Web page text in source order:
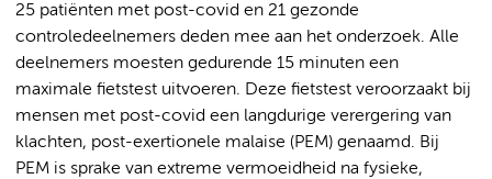
25 patiënten met post-covid en 21 gezonde
controledeelnemers deden mee aan het onderzoek. Alle
deelnemers moesten gedurende 15 minuten een
maximale fietstest uitvoeren. Deze fietstest veroorzaakt bij
mensen met post-covid een langdurige verergering van
klachten, post-exertionele malaise (PEM) genaamd. Bij
PEM is sprake van extreme vermoeidheid na fysieke,